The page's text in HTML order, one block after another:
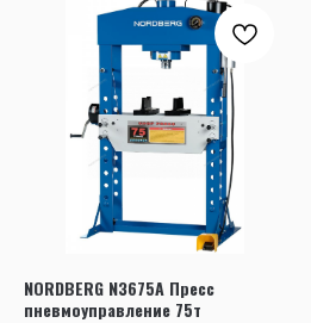
NORDBERG N3675A Пресс
пневмоуправление 75т